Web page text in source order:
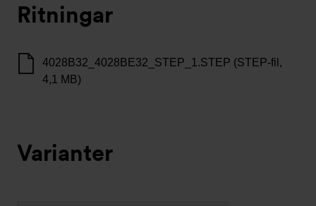
Ritningar
4028B32_4028BE32_STEP_1.STEP (STEP-fil,
4,1 MB)
Varianter